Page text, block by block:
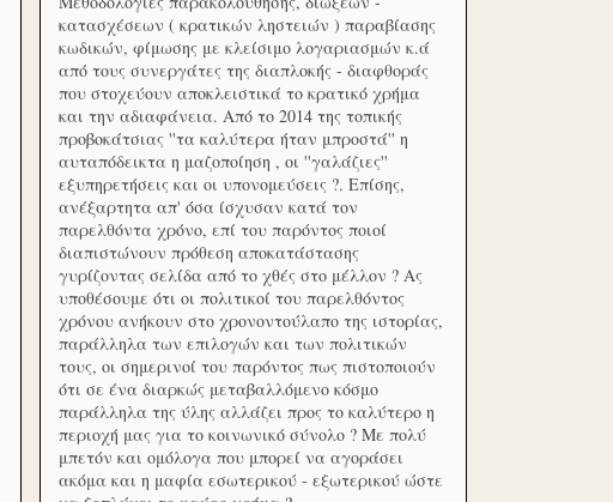
κατασχέσεων ( κρατικών ληστειών ) παραβίασης
κωδικών, φίμωσης με κλείσιμο λογαριασμών κ.ά
από τους συνεργάτες της διαπλοκής - διαφθοράς
που στοχεύουν αποκλειστικά το κρατικό χρήμα
και την αδιαφάνεια. Από το 2014 της τοπικής
προβοκάτσιας ''τα καλύτερα ήταν μπροστά'' η
αυταπόδεικτα η μαζοποίηση , οι ''γαλάζιες''
εξυπηρετήσεις και οι υπονομεύσεις ?. Επίσης,
ανέξαρτητα απ' όσα ίσχυσαν κατά τον
παρελθόντα χρόνο, επί του παρόντος ποιοί
διαπιστώνουν πρόθεση αποκατάστασης
γυρίζοντας σελίδα από το χθές στο μέλλον ? Ας
υποθέσουμε ότι οι πολιτικοί του παρελθόντος
χρόνου ανήκουν στο χρονοντούλαπο της ιστορίας,
παράλληλα των επιλογών και των πολιτικών
τους, οι σημερινοί του παρόντος πως πιστοποιούν
ότι σε ένα διαρκώς μεταβαλλόμενο κόσμο
παράλληλα της ύλης αλλάζει προς το καλύτερο η
περιοχή μας για το κοινωνικό σύνολο ? Με πολύ
μπετόν και ομόλογα που μπορεί να αγοράσει
ακόμα και η μαφία εσωτερικού - εξωτερικού ώστε